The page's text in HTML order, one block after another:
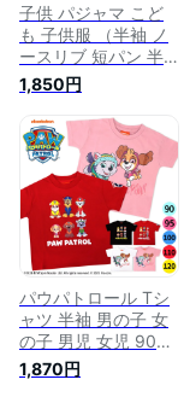
子供 パジャマ こど
も 子供服 （半袖 ノ
ースリブ 短パン 半
ズボン）【送料無
料】 男の子 女の子
(キティ キティちゃ
ん ハロー キティ) 薄
手綿100％ 保育園 幼
稚園 小学生 春用 夏
用 秋用 綿 コットン
100% ディズニー 部
屋着 ルームウェア
90 95 100 110 120
130 cm
1,850円
パウパトロール Tシ
ャツ 半袖 男の子 女
の子 男児 女児 90
95 100 110 120 マ
ーシャル チェイス
1,870円